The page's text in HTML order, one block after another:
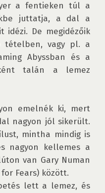
a fentieken túl a
juttatja, a dal a
De megidézőik
tételben, vagy pl. a
Abyssban és a
talán a lemez
emelnék ki, mert
nagyon jól sikerült.
mintha mindig is
nagyon kellemes a
van Gary Numan
Fears) között.
lett a lemez, és